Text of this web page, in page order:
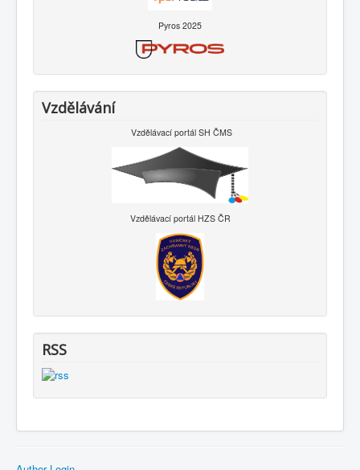
Pyros 2025
Vzdělávání
Vzdělávací portál SH ČMS
Vzdělávací portál HZS ČR
RSS